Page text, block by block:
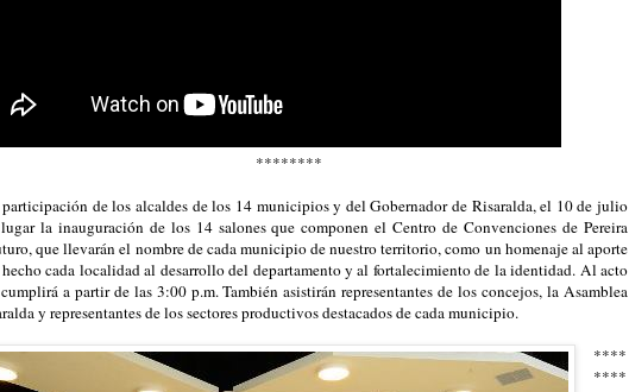
********
de los alcaldes de los 14 municipios y del Gobernador de Risaralda, el 10 de julio
la inauguración de los 14 salones que componen el Centro de Convenciones de Pereira
que llevarán el nombre de cada municipio de nuestro territorio, como un homenaje al aporte
cada localidad al desarrollo del departamento y al fortalecimiento de la identidad. Al acto
a partir de las 3:00 p.m. También asistirán representantes de los concejos, la Asamblea
y representantes de los sectores productivos destacados de cada municipio.
****
****